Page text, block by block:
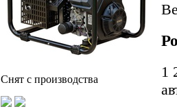
Снят с производства
1